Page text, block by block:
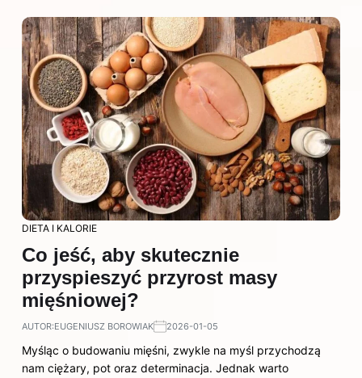
DIETA I KALORIE
Co jeść, aby skutecznie
przyspieszyć przyrost masy
mięśniowej?
AUTOR:EUGENIUSZ BOROWIAK 2026-01-05
Myśląc o budowaniu mięśni, zwykle na myśl przychodzą
nam ciężary, pot oraz determinacja. Jednak warto